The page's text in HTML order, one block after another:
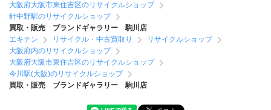
大阪府大阪市東住吉区のリサイクルショップ
針中野駅のリサイクルショップ
買取・販売 ブランドギャラリー 駒川店
エキテン
リサイクル・中古買取り
リサイクルショップ
大阪府内のリサイクルショップ
大阪府大阪市東住吉区のリサイクルショップ
今川駅(大阪)のリサイクルショップ
買取・販売 ブランドギャラリー 駒川店